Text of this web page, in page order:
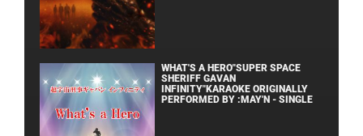
WHAT'S A HERO"SUPER SPACE
SHERIFF GAVAN
INFINITY"KARAOKE ORIGINALLY
PERFORMED BY :MAY'N - SINGLE